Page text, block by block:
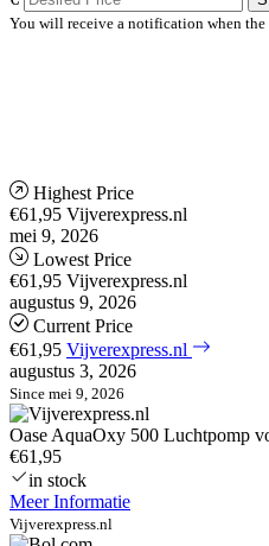
You will receive a notification when the
Highest Price
€61,95 Vijverexpress.nl
mei 9, 2026
Lowest Price
€61,95 Vijverexpress.nl
augustus 9, 2026
Current Price
€61,95 Vijverexpress.nl
augustus 3, 2026
Since mei 9, 2026
Oase AquaOxy 500 Luchtpomp
€61,95
in stock
Meer Informatie
Vijverexpress.nl